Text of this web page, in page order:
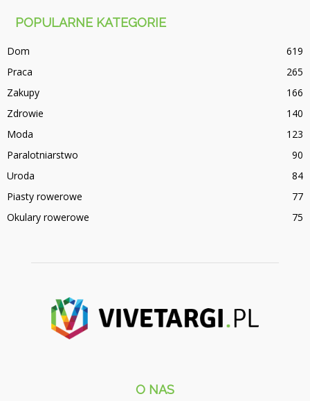
POPULARNE KATEGORIE
Dom
619
Praca
265
Zakupy
166
Zdrowie
140
Moda
123
Paralotniarstwo
90
Uroda
84
Piasty rowerowe
77
Okulary rowerowe
75
O NAS